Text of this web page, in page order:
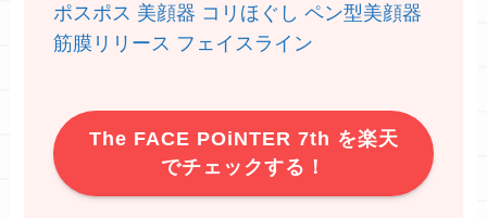
ポスポス 美顔器 コリほぐし ペン型美顔器
筋膜リリース フェイスライン
The FACE POiNTER 7th を楽天
でチェックする！